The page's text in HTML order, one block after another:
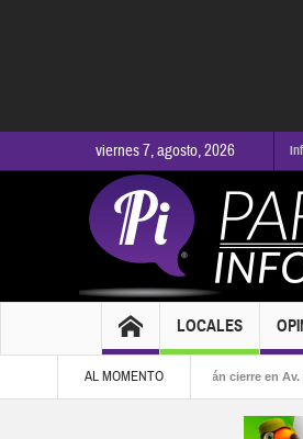
viernes 7, agosto, 2026
LOCALES
AL MOMENTO
Obras viales provocarán cierre en Av.
responsable del robo a Karely Ruiz